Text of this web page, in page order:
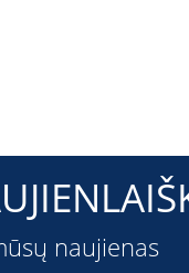
naujienas